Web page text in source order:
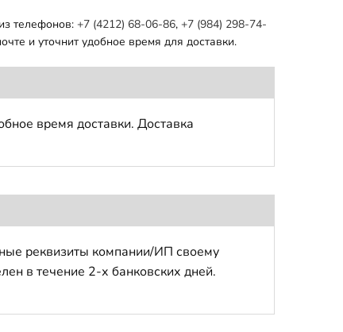
телефонов: +7 (4212) 68-06-86, +7 (984) 298-74-
и уточнит удобное время для доставки.
время доставки. Доставка
реквизиты компании/ИП своему
в течение 2-х банковских дней.